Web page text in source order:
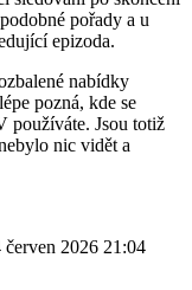
pořady a u
epizoda.
nabídky
pozná, kde se
používáte. Jsou totiž
nic vidět a
červen 2026 21:04